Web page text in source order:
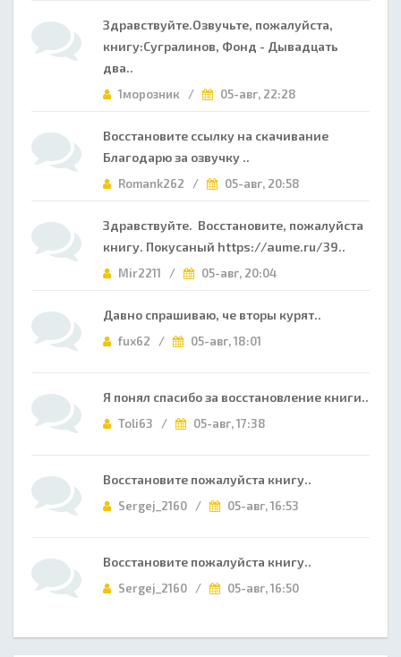
Здравствуйте.Озвучьте, пожалуйста,
книгу:Сугралинов, Фонд - Дывадцать
два..
1морозник / 05-авг, 22:28
Восстановите ссылку на скачивание
Благодарю за озвучку ..
Romank262 / 05-авг, 20:58
Здравствуйте. Восстановите, пожалуйста
книгу. Покусаный https://aume.ru/39..
Mir2211 / 05-авг, 20:04
Давно спрашиваю, че вторы курят..
fux62 / 05-авг, 18:01
Я понял спасибо за восстановление книги..
Toli63 / 05-авг, 17:38
Восстановите пожалуйста книгу..
Sergej_2160 / 05-авг, 16:53
Восстановите пожалуйста книгу..
Sergej_2160 / 05-авг, 16:50